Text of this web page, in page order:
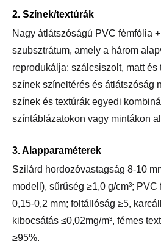
2. Színek/textúrák
Nagy átlátszóságú PVC fémfólia
szubsztrátum, amely a három
reprodukálja: szálcsiszolt, matt és
színek színeltérés és átlátszóság
színek és textúrák egyedi
színtáblázatokon vagy mintákon
3. Alapparaméterek
Szilárd hordozóvastagság 8-10
modell), sűrűség ≥1,0 ​​g/cm³;
0,15-0,2 mm; foltállóság ≥5,
kibocsátás ≤0,02mg/m³, fémes
≥95%.